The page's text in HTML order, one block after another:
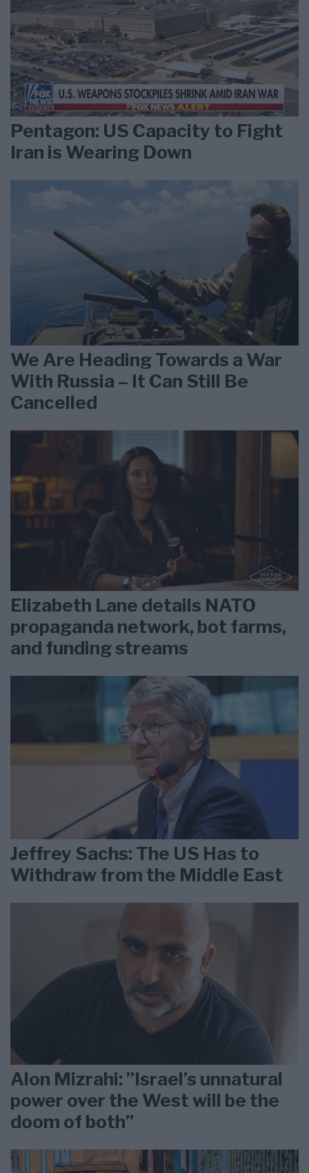
Pentagon: US Capacity to Fight
Iran is Wearing Down
We Are Heading Towards a War
With Russia – It Can Still Be
Cancelled
Elizabeth Lane details NATO
propaganda network, bot farms,
and funding streams
Jeffrey Sachs: The US Has to
Withdraw from the Middle East
Alon Mizrahi: ”Israel’s unnatural
power over the West will be the
doom of both”